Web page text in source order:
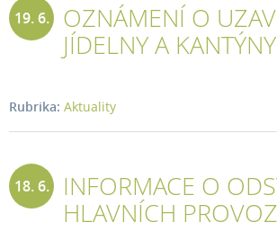
19. 6.
OZNÁMENÍ O
JÍDELNY A KANTÝNY
Rubrika: Aktuality
18. 6.
INFORMACE O
HLAVNÍCH